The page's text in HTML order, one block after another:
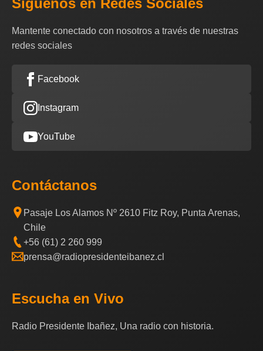
Síguenos en Redes Sociales
Mantente conectado con nosotros a través de nuestras
redes sociales
Facebook
Instagram
YouTube
Contáctanos
Pasaje Los Alamos Nº 2610 Fitz Roy, Punta Arenas,
Chile
+56 (61) 2 260 999
prensa@radiopresidenteibanez.cl
Escucha en Vivo
Radio Presidente Ibañez, Una radio con historia.